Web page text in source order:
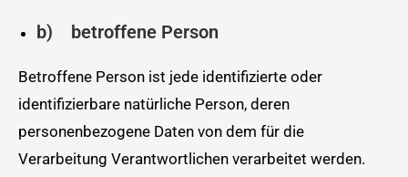
b) betroffene Person
Betroffene Person ist jede identifizierte oder
identifizierbare natürliche Person, deren
personenbezogene Daten von dem für die
Verarbeitung Verantwortlichen verarbeitet werden.